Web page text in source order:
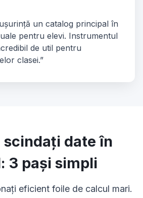
un catalog principal în
pentru elevi. Instrumentul
de util pentru
clasei.”
scindați date în
3 pași simpli
eficient foile de calcul mari.